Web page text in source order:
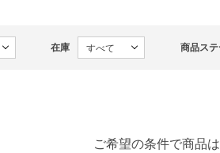
在庫 商品ス
ご希望の条件で商品